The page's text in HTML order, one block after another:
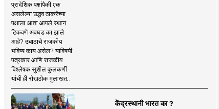
प्रादेशिक पक्षांपैकी एक
असलेल्या उद्धव ठाकरेंच्या
पक्षाला आता आपले स्थान
टिकवणे अवघड का झाले
आहे? उबाठाचे राजकीय
भविष्य काय असेल? याविषयी
पत्रकार आणि राजकीय
विश्लेषक सुशील कुलकर्णी
यांची ही रोखठोक मुलाखत..
केंद्रस्थानी भारत का ?